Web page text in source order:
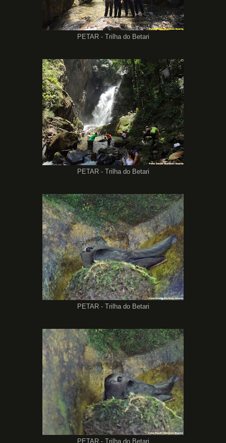
PETAR - Trilha do Betari
PETAR - Trilha do Betari
PETAR - Trilha do Betari
PETAR - Trilha do Betari